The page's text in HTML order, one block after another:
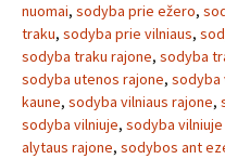
nuomai, sodyba prie ežero,
traku, sodyba prie vilniaus,
sodyba traku rajone, sodyba
sodyba utenos rajone, sodyba
kaune, sodyba vilniaus rajone,
sodyba vilniuje, sodyba vilniuje
alytaus rajone, sodybos ant